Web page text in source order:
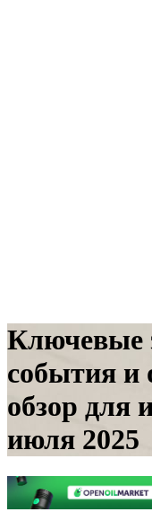
Ключевые
события и
обзор для
июля 2025